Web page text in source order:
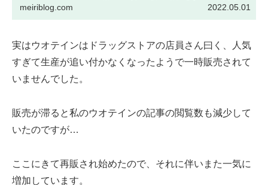
meiriblog.com 2022.05.01
実はウオテインはドラッグストアの店員さん曰く、人気
すぎて生産が追い付かなくなったようで一時販売されて
いませんでした。
販売が滞ると私のウオテインの記事の閲覧数も減少して
いたのですが…
ここにきて再販され始めたので、それに伴いまた一気に
増加しています。